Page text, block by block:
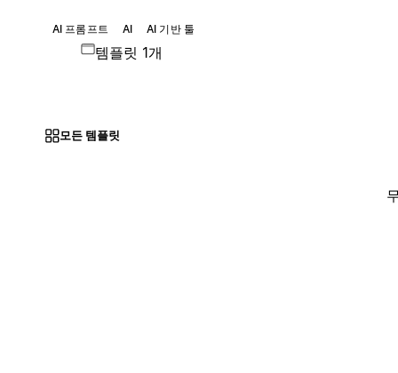
AI 프롬프트 AI AI 기반 툴
템플릿 1개
모든 템플릿